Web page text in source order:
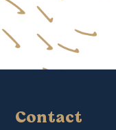
Contact